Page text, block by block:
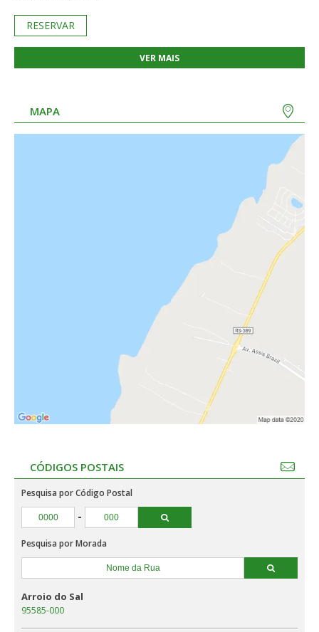
RESERVAR
VER MAIS
MAPA
CÓDIGOS POSTAIS
Pesquisa por Código Postal
-
Pesquisa por Morada
Arroio do Sal
95585-000